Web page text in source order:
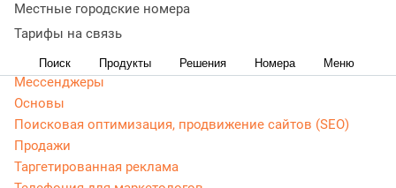
Местные городские номера
Тарифы на связь
Поиск Продукты Решения Номера Меню
Яндекс Директ
Контент-маркетинг
Мессенджеры
Основы
Поисковая оптимизация, продвижение сайтов (SEO)
Продажи
Таргетированная реклама